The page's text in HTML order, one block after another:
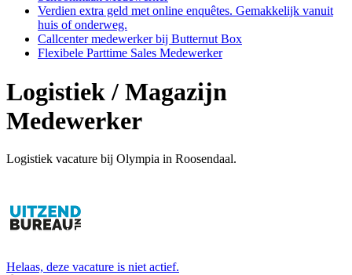
Verdien extra geld met online enquêtes. Gemakkelijk vanuit
huis of onderweg.
Callcenter medewerker bij Butternut Box
Flexibele Parttime Sales Medewerker
Logistiek / Magazijn
Medewerker
Logistiek vacature bij Olympia in Roosendaal.
Helaas, deze vacature is niet actief.